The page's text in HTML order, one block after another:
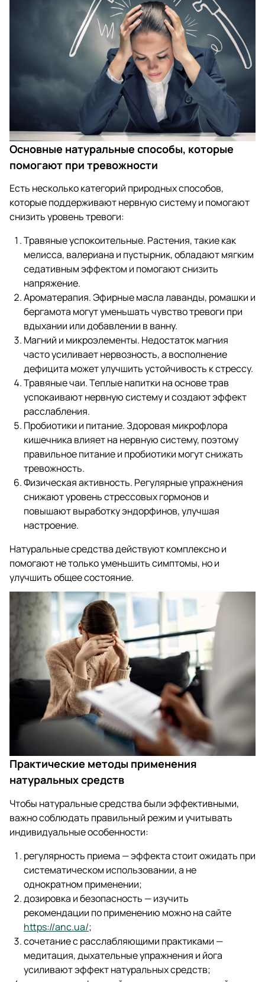
Основные натуральные способы, которые
помогают при тревожности
Есть несколько категорий природных способов,
которые поддерживают нервную систему и помогают
снизить уровень тревоги:
Травяные успокоительные. Растения, такие как
мелисса, валериана и пустырник, обладают мягким
седативным эффектом и помогают снизить
напряжение.
Ароматерапия. Эфирные масла лаванды, ромашки и
бергамота могут уменьшать чувство тревоги при
вдыхании или добавлении в ванну.
Магний и микроэлементы. Недостаток магния
часто усиливает нервозность, а восполнение
дефицита может улучшить устойчивость к стрессу.
Травяные чаи. Теплые напитки на основе трав
успокаивают нервную систему и создают эффект
расслабления.
Пробиотики и питание. Здоровая микрофлора
кишечника влияет на нервную систему, поэтому
правильное питание и пробиотики могут снижать
тревожность.
Физическая активность. Регулярные упражнения
снижают уровень стрессовых гормонов и
повышают выработку эндорфинов, улучшая
настроение.
Натуральные средства действуют комплексно и
помогают не только уменьшить симптомы, но и
улучшить общее состояние.
Практические методы применения
натуральных средств
Чтобы натуральные средства были эффективными,
важно соблюдать правильный режим и учитывать
индивидуальные особенности:
регулярность приема — эффекта стоит ожидать при
систематическом использовании, а не
однократном применении;
дозировка и безопасность — изучить
рекомендации по применению можно на сайте
https://anc.ua/;
сочетание с расслабляющими практиками —
медитация, дыхательные упражнения и йога
усиливают эффект натуральных средств;